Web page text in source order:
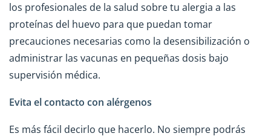
los profesionales de la salud sobre tu alergia a las
proteínas del huevo para que puedan tomar
precauciones necesarias como la desensibilización o
administrar las vacunas en pequeñas dosis bajo
supervisión médica.
Evita el contacto con alérgenos
Es más fácil decirlo que hacerlo. No siempre podrás